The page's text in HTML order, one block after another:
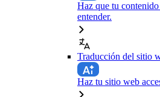
Haz que tu
entender.
Traducción del sitio
Haz tu sitio web